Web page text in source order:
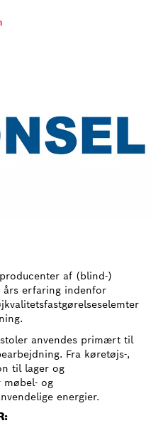
af (blind-)
erfaring indenfor
anvendes primært til
Fra køretøjs-,
til lager og
og
energier.